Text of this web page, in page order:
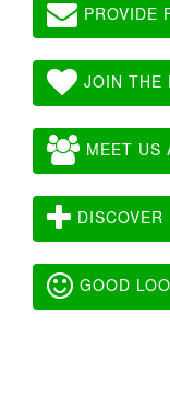
PROVIDE
JOIN THE
MEET US
GOOD